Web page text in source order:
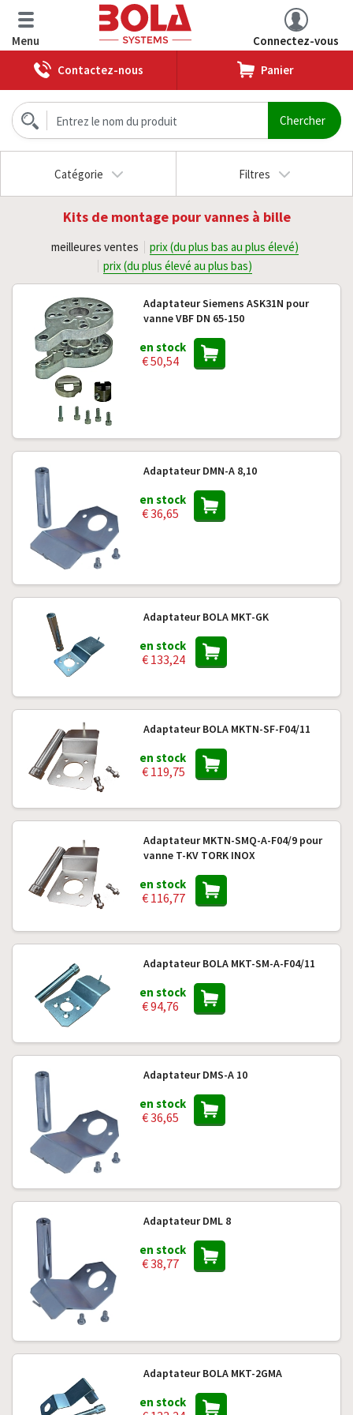
Menu
Connectez-vous
Contactez-nous
Panier
Catégorie Filtres
Kits de montage pour vannes à bille
meilleures ventes
prix (du plus bas au plus élevé)
prix (du plus élevé au plus bas)
Adaptateur Siemens ASK31N pour
vanne VBF DN 65-150
en stock
€ 50,54
Adaptateur DMN-A 8,10
en stock
€ 36,65
Adaptateur BOLA MKT-GK
en stock
€ 133,24
Adaptateur BOLA MKTN-SF-F04/11
en stock
€ 119,75
Adaptateur MKTN-SMQ-A-F04/9 pour
vanne T-KV TORK INOX
en stock
€ 116,77
Adaptateur BOLA MKT-SM-A-F04/11
en stock
€ 94,76
Adaptateur DMS-A 10
en stock
€ 36,65
Adaptateur DML 8
en stock
€ 38,77
Adaptateur BOLA MKT-2GMA
en stock